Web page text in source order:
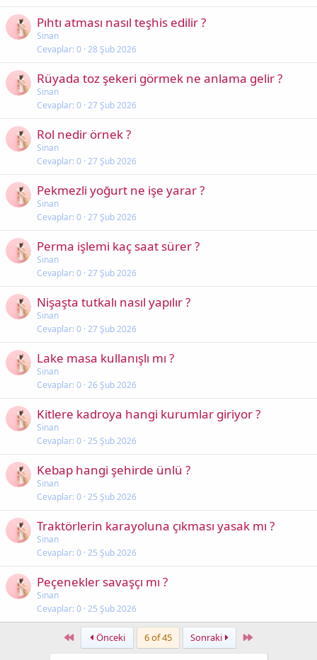
Pıhtı atması nasıl teşhis edilir ?
Sinan
Cevaplar 0 28 Şub 2026
Rüyada toz şekeri görmek ne anlama gelir ?
Sinan
Cevaplar 0 27 Şub 2026
Rol nedir örnek ?
Sinan
Cevaplar 0 27 Şub 2026
Pekmezli yoğurt ne işe yarar ?
Sinan
Cevaplar 0 27 Şub 2026
Perma işlemi kaç saat sürer ?
Sinan
Cevaplar 0 27 Şub 2026
Nişaşta tutkalı nasıl yapılır ?
Sinan
Cevaplar 0 27 Şub 2026
Lake masa kullanışlı mı ?
Sinan
Cevaplar 0 26 Şub 2026
Kitlere kadroya hangi kurumlar giriyor ?
Sinan
Cevaplar 0 25 Şub 2026
Kebap hangi şehirde ünlü ?
Sinan
Cevaplar 0 25 Şub 2026
Traktörlerin karayoluna çıkması yasak mı ?
Sinan
Cevaplar 0 25 Şub 2026
Peçenekler savaşçı mı ?
Sinan
Cevaplar 0 25 Şub 2026
First Önceki 6 of 45 Sonraki Last